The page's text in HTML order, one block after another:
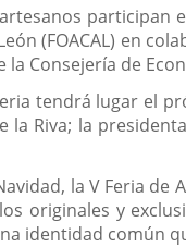
participan
(FOACAL) en
Consejería de
tendrá lugar el
la Riva; la
la V Feria
originales y
identidad común